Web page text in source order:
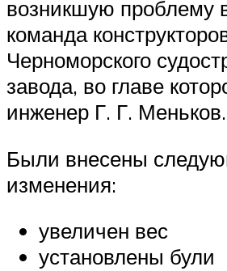
возникшую проблему
команда
Черноморского
завода, во главе
инженер Г. Г. Меньков.
Были внесены
изменения:
увеличен вес
установлены були